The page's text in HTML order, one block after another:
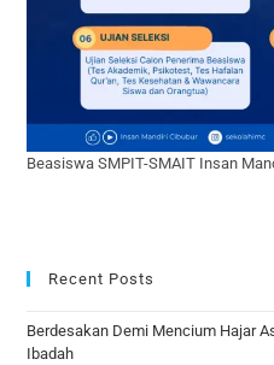
Beasiswa SMPIT-SMAIT Insan
Recent Posts
Berdesakan Demi Mencium Hajar
Ibadah